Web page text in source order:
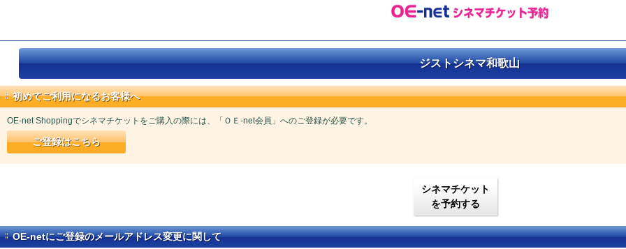
ジストシネマ和歌山
初めてご利用になるお客様へ
OE-net Shoppingでシネマチケットをご購入の際には、「ＯＥ-net会員」へのご登録が必要です。
ご登録はこちら
シネマチケット
を予約する
OE-netにご登録のメールアドレス変更に関して